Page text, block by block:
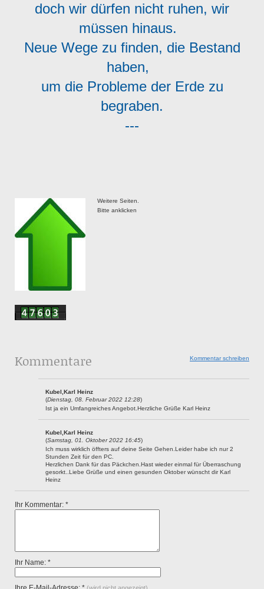
doch wir dürfen nicht ruhen, wir
müssen hinaus.
Neue Wege zu finden, die Bestand
haben,
um die Probleme der Erde zu
begraben.
---
Weitere Seiten.
Bitte anklicken
Kommentar schreiben
Kommentare
Kubel,Karl Heinz
(Dienstag, 08. Februar 2022 12:28)
Ist ja ein Umfangreiches Angebot.Herzliche Grüße Karl Heinz
Kubel,Karl Heinz
(Samstag, 01. Oktober 2022 16:45)
Ich muss wirklich öffters auf deine Seite Gehen.Leider habe ich nur 2
Stunden Zeit für den PC.
Herzlichen Dank für das Päckchen.Hast wieder einmal für Überraschung
gesorkt..Liebe Grüße und einen gesunden Oktober wünscht dir Karl
Heinz
Ihr Kommentar: *
Ihr Name: *